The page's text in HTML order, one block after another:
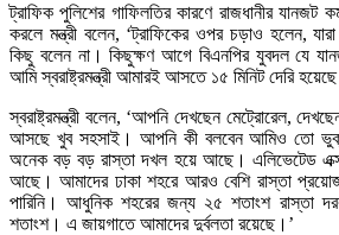
ট্রাফিক পুলিশের গাফিলতির কারণে রাজধানীর যানজট
করলে মন্ত্রী বলেন, ‘ট্রাফিকের ওপর চড়াও হলেন,
কিছু বলেন না। কিছুক্ষণ আগে বিএনপির যুবদল যে
আমি স্বরাষ্ট্রমন্ত্রী আমারই আসতে ১৫ মিনিট দেরি
স্বরাষ্ট্রমন্ত্রী বলেন, ‘আপনি দেখছেন মেট্রোরেল,
আসছে খুব সহসাই। আপনি কী বলবেন আমিও তো
অনেক বড় বড় রাস্তা দখল হয়ে আছে। এলিভেটেড
আছে। আমাদের ঢাকা শহরে আরও বেশি রাস্তা
পারিনি। আধুনিক শহরের জন্য ২৫ শতাংশ রাস্তা
শতাংশ। এ জায়গাতে আমাদের দুর্বলতা রয়েছে।’